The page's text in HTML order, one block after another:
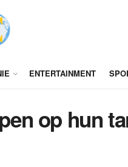
ENTERTAINMENT
op hun